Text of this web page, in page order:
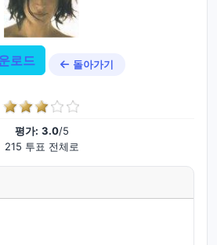
로드 돌아가기
평가: 3.0/5
215 투표 전체로